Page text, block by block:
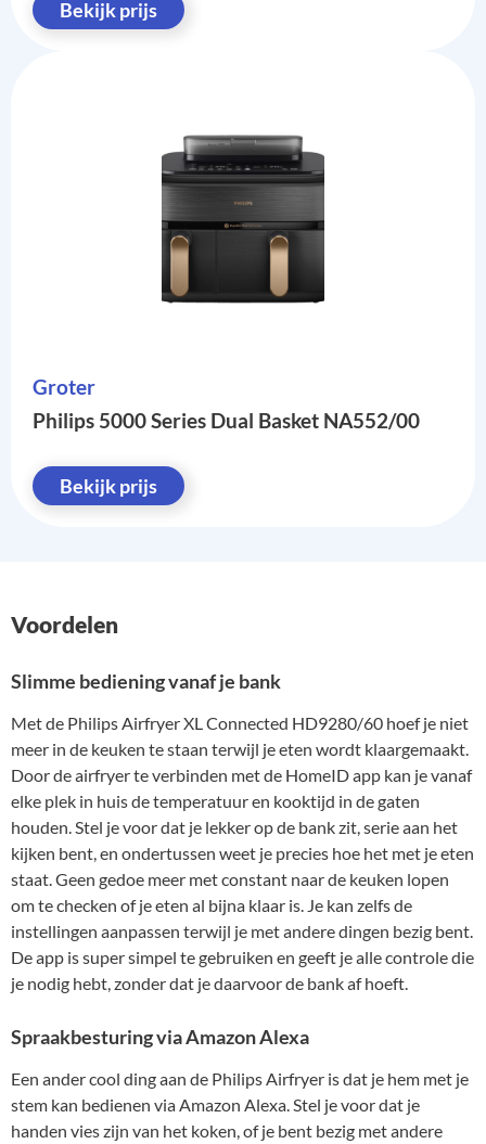
Bekijk prijs
Groter
Philips 5000 Series Dual Basket NA552/00
Bekijk prijs
Voordelen
Slimme bediening vanaf je bank
Met de Philips Airfryer XL Connected HD9280/60 hoef je niet
meer in de keuken te staan terwijl je eten wordt klaargemaakt.
Door de airfryer te verbinden met de HomeID app kan je vanaf
elke plek in huis de temperatuur en kooktijd in de gaten
houden. Stel je voor dat je lekker op de bank zit, serie aan het
kijken bent, en ondertussen weet je precies hoe het met je eten
staat. Geen gedoe meer met constant naar de keuken lopen
om te checken of je eten al bijna klaar is. Je kan zelfs de
instellingen aanpassen terwijl je met andere dingen bezig bent.
De app is super simpel te gebruiken en geeft je alle controle die
je nodig hebt, zonder dat je daarvoor de bank af hoeft.
Spraakbesturing via Amazon Alexa
Een ander cool ding aan de Philips Airfryer is dat je hem met je
stem kan bedienen via Amazon Alexa. Stel je voor dat je
handen vies zijn van het koken, of je bent bezig met andere